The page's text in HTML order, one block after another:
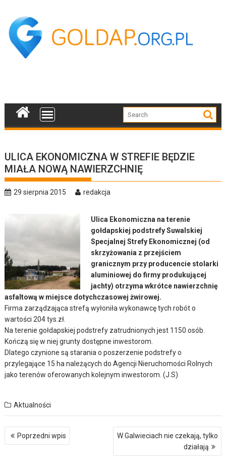
content
ULICA EKONOMICZNA W STREFIE BĘDZIE
MIAŁA NOWĄ NAWIERZCHNIĘ
29 sierpnia 2015 redakcja
Ulica Ekonomiczna na terenie
gołdapskiej podstrefy Suwalskiej
Specjalnej Strefy Ekonomicznej (od
skrzyżowania z przejściem
granicznym przy producencie stolarki
aluminiowej do firmy produkującej
jachty) otrzyma wkrótce nawierzchnię
asfaltową w miejsce dotychczasowej żwirowej.
Firma zarządzająca strefą wyłoniła wykonawcę tych robót o
wartości 204 tys.zł.
Na terenie gołdapskiej podstrefy zatrudnionych jest 1150 osób.
Kończą się w niej grunty dostępne inwestorom.
Dlatego czynione są starania o poszerzenie podstrefy o
przylegające 15 ha należących do Agencji Nieruchomości Rolnych
jako terenów oferowanych kolejnym inwestorom. (J.S)
Aktualności
Nawigacja
wpisu
Poprzedni wpis
W Galwieciach nie czekają, tylko
działają